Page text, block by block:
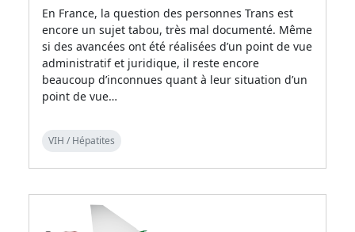
En France, la question des personnes Trans est
encore un sujet tabou, très mal documenté. Même
si des avancées ont été réalisées d’un point de vue
administratif et juridique, il reste encore
beaucoup d’inconnues quant à leur situation d’un
point de vue…
VIH / Hépatites